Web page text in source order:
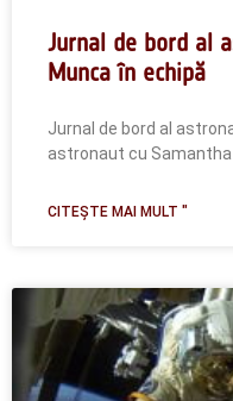
Jurnal de bord al
Munca în echipă
Jurnal de bord al
astronaut cu
CITEȘTE MAI MULT "